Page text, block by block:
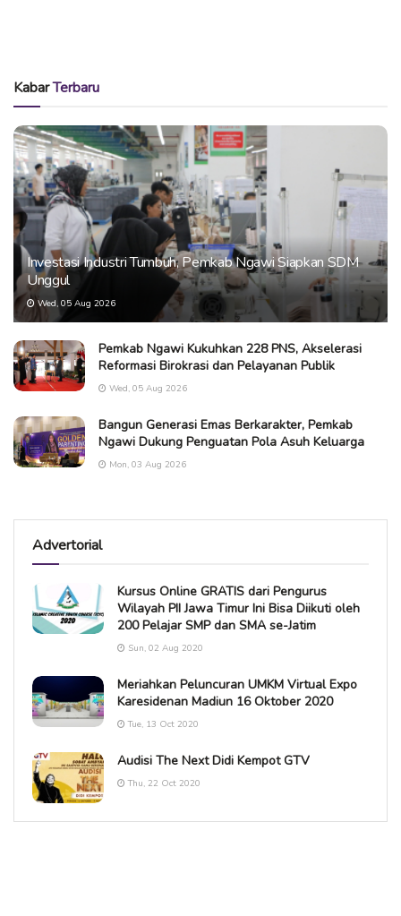
KabarTerbaru
Investasi Industri Tumbuh, Pemkab Ngawi Siapkan SDM
Unggul
Wed, 05 Aug 2026
Pemkab Ngawi Kukuhkan 228 PNS, Akselerasi
Reformasi Birokrasi dan Pelayanan Publik
Wed, 05 Aug 2026
Bangun Generasi Emas Berkarakter, Pemkab
Ngawi Dukung Penguatan Pola Asuh Keluarga
Mon, 03 Aug 2026
Advertorial
Kursus Online GRATIS dari Pengurus
Wilayah PII Jawa Timur Ini Bisa Diikuti oleh
200 Pelajar SMP dan SMA se-Jatim
Sun, 02 Aug 2020
Meriahkan Peluncuran UMKM Virtual Expo
Karesidenan Madiun 16 Oktober 2020
Tue, 13 Oct 2020
Audisi The Next Didi Kempot GTV
Thu, 22 Oct 2020